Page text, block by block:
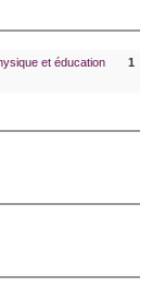
et éducation
1